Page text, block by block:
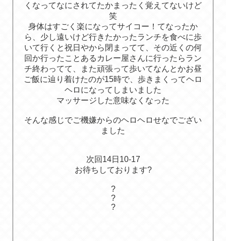
くなってなにされてたかまったく覚えてないけど
笑
身体はすごく楽になってサイコー！てなったか
ら、少し遠いけど行きたかったランチを食べに歩
いて行くと祝日やから閉まってて、その近くの何
回か行ったことあるカレー屋さんに行ったらラン
チ終わってて、また頑張って歩いてなんとかお昼
ご飯に辿り着けたのが15時で、歩きまくってヘロ
ヘロになってしまいました
マッサージした意味なくなった
そんな感じでご機嫌からのヘロヘロせなでござい
ました
次回14日10-17
お待ちしております?
?
?
?